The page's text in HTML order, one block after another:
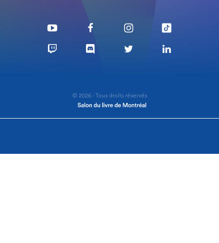
© 2026 - Tous droits réservés